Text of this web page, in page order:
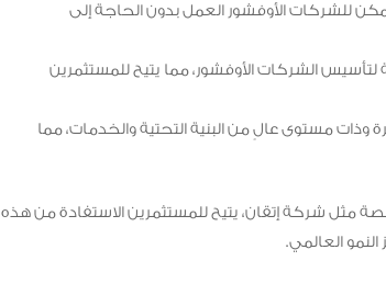
للشركات الأوفشور العمل بدون الحاجة إلى
الشركات الأوفشور، مما يتيح للمستثمرين
وذات مستوى عالٍ من البنية التحتية والخدمات، مما
شركة إتقان، يتيح للمستثمرين الاستفادة من هذه
العالمي.